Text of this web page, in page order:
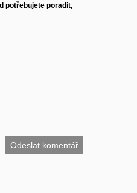
potřebujete poradit,